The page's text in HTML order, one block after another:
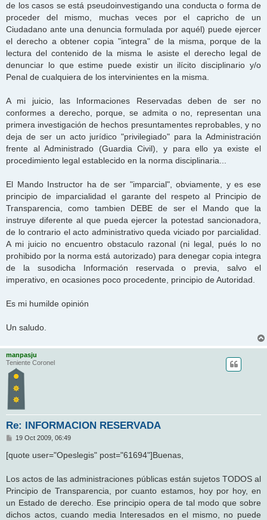
de los casos se está pseudoinvestigando una conducta o forma de
proceder del mismo, muchas veces por el capricho de un
Ciudadano ante una denuncia formulada por aquél) puede ejercer
el derecho a obtener copia "integra" de la misma, porque de la
lectura del contenido de la misma le asiste el derecho legal de
denunciar lo que estime puede existir un ilícito disciplinario y/o
Penal de cualquiera de los intervinientes en la misma.
A mi juicio, las Informaciones Reservadas deben de ser no
conformes a derecho, porque, se admita o no, representan una
primera investigación de hechos presuntamentes reprobables, y no
deja de ser un acto jurídico "privilegiado" para la Administración
frente al Administrado (Guardia Civil), y para ello ya existe el
procedimiento legal establecido en la norma disciplinaria...
El Mando Instructor ha de ser "imparcial", obviamente, y es ese
principio de imparcialidad el garante del respeto al Principio de
Transparencia, como tambien DEBE de ser el Mando que la
instruye diferente al que pueda ejercer la potestad sancionadora,
de lo contrario el acto administrativo queda viciado por parcialidad.
A mi juicio no encuentro obstaculo razonal (ni legal, pués lo no
prohibido por la norma está autorizado) para denegar copia integra
de la susodicha Información reservada o previa, salvo el
imperativo, en ocasiones poco procedente, principio de Autoridad.
Es mi humilde opinión
Un saludo.
manpasju
Teniente Coronel
Re: INFORMACION RESERVADA
M
n
s
e
19 Oct 2009, 06:49
[quote user="Opeslegis" post="61694"]Buenas,
Los actos de las administraciones públicas están sujetos TODOS al
Principio de Transparencia, por cuanto estamos, hoy por hoy, en
un Estado de derecho. Ese principio opera de tal modo que sobre
dichos actos, cuando media Interesados en el mismo, no puede